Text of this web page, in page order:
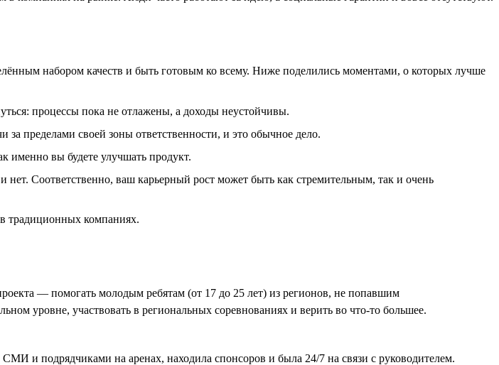
набором качеств и быть готовым ко всему. Ниже поделились моментами, о которых лучше
процессы пока не отлажены, а доходы неустойчивы.
за пределами своей зоны ответственности, и это обычное дело.
именно вы будете улучшать продукт.
нет. Соответственно, ваш карьерный рост может быть как стремительным, так и очень
традиционных компаниях.
— помогать молодым ребятам (от 17 до 25 лет) из регионов, не попавшим
уровне, участвовать в региональных соревнованиях и верить во что-то большее.
и подрядчиками на аренах, находила спонсоров и была 24/7 на связи с руководителем.